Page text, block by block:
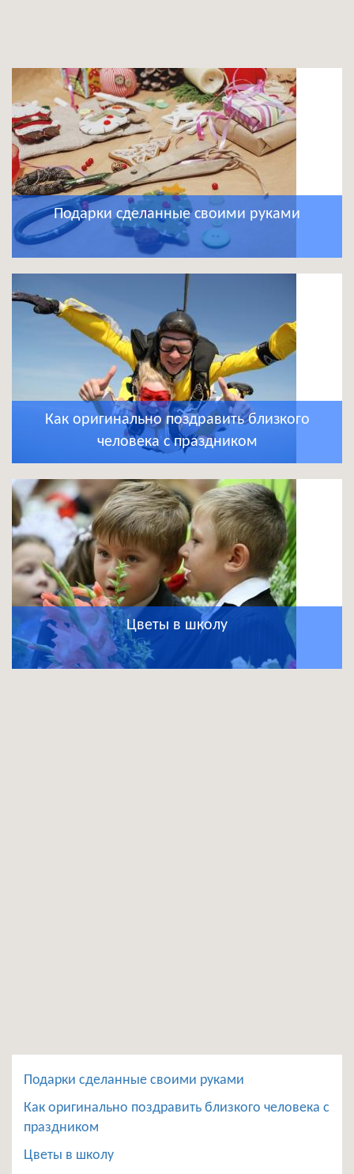
Подарки сделанные своими руками
Как оригинально поздравить близкого
человека с праздником
Цветы в школу
Подарки сделанные своими руками
Как оригинально поздравить близкого человека с
праздником
Цветы в школу